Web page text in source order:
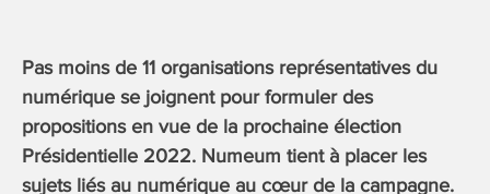
Pas moins de 11 organisations représentatives du
numérique se joignent pour formuler des
propositions en vue de la prochaine élection
Présidentielle 2022. Numeum tient à placer les
sujets liés au numérique au cœur de la campagne.